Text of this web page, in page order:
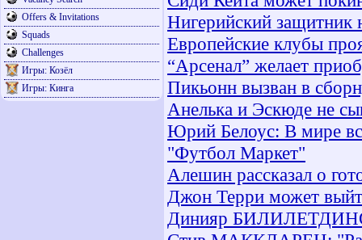
Offers & Invitations
Squads
Challenges
Игры: Козёл
Игры: Кинга
Нигерийский защитник
Европейские клубы
“Арсенал” желает
Пикьонн вызван в
Анелька и Эскюде не
Юрий Белоус: В мире
"Футбол Маркет"
Алешин рассказал о
Джон Терри может
Динияр